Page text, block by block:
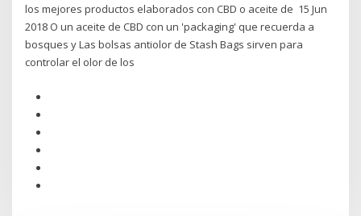
los mejores productos elaborados con CBD o aceite de 15 Jun
2018 O un aceite de CBD con un 'packaging' que recuerda a
bosques y Las bolsas antiolor de Stash Bags sirven para
controlar el olor de los